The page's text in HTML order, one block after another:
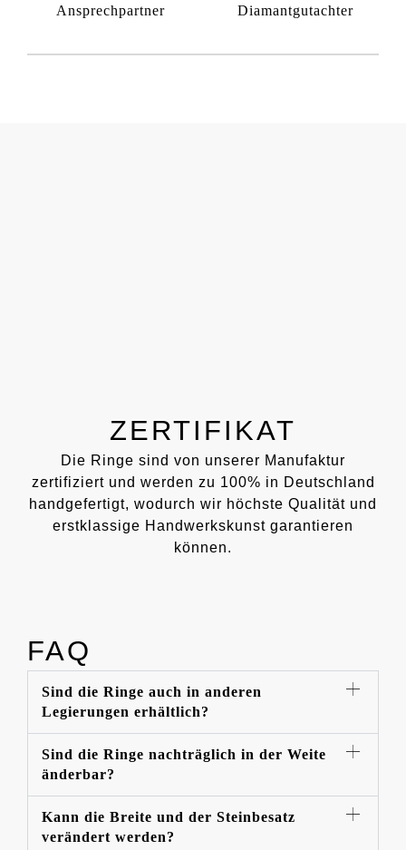
Ansprechpartner Diamantgutachter
ZERTIFIKAT
Die Ringe sind von unserer Manufaktur
zertifiziert und werden zu 100% in Deutschland
handgefertigt, wodurch wir höchste Qualität und
erstklassige Handwerkskunst garantieren
können.
FAQ
Sind die Ringe auch in anderen
Legierungen erhältlich?
Sind die Ringe nachträglich in der Weite
änderbar?
Kann die Breite und der Steinbesatz
verändert werden?